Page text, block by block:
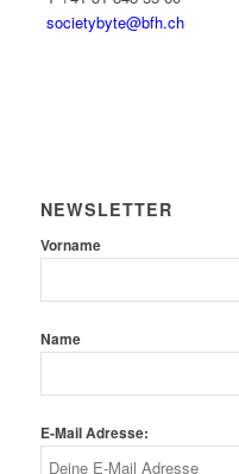
societybyte@bfh.ch
NEWSLETTER
Vorname
Name
E-Mail Adresse: